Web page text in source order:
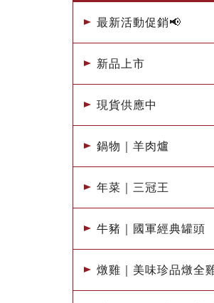
最新活動促銷📢
新品上市
現貨供應中
鍋物｜羊肉爐
年菜｜三冠王
牛豬｜國軍經典罐頭
燉雞｜美味珍品燉全